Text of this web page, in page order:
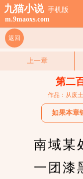
九猫小说 手机版
m.9maoxs.com
返回
上一章
第二
作品：从废
如果本章
南域某
一团漆黑